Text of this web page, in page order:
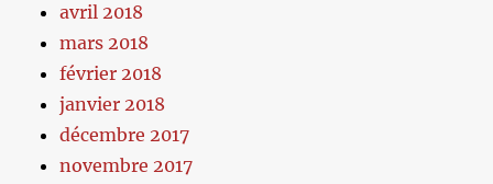
avril 2018
mars 2018
février 2018
janvier 2018
décembre 2017
novembre 2017